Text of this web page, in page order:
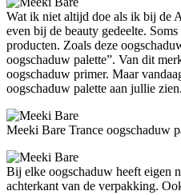
Wat ik niet altijd doe als ik bij de
even bij de beauty gedeelte.
producten. Zoals deze
oogschaduw palette”. Van dit
oogschaduw primer. Maar
oogschaduw palette aan jullie
Meeki Bare Trance oogschaduw
Bij elke oogschaduw heeft eigen
achterkant van de verpakking.